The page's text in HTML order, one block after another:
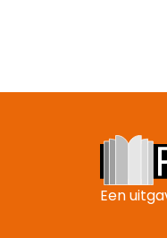
Een